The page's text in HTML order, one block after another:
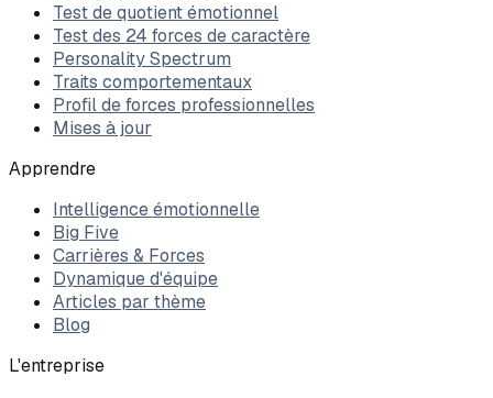
Test de quotient émotionnel
Test des 24 forces de caractère
Personality Spectrum
Traits comportementaux
Profil de forces professionnelles
Mises à jour
Apprendre
Intelligence émotionnelle
Big Five
Carrières & Forces
Dynamique d'équipe
Articles par thème
Blog
L'entreprise